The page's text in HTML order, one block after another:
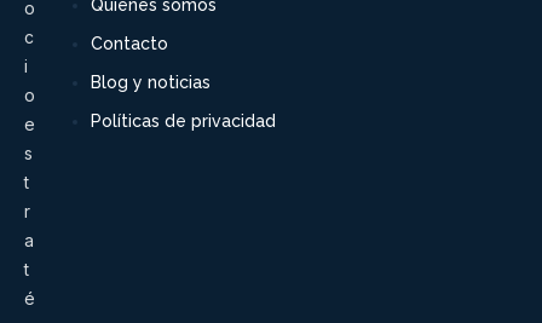
o
c
i
o
e
s
t
r
a
t
é
Quiénes somos
Contacto
Blog y noticias
Políticas de privacidad